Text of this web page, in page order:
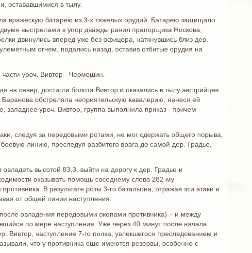
остававшимися в тылу.
вражескую батарею из 3-х тяжелых орудий. Батарею защищало
выстрелами в упор дважды ранил прапорщика Носкова,
двинулись вперед уже без офицера, наткнувшись близ дер.
огнем, подались назад, оставив отбитые орудия на
уроч. Вивтор - Чермошин.
север, достигли болота Вивтор и оказались в тылу австрийцев
обстреляла неприятельскую кавалерию, нанеся ей
западнее уроч. Вивтор, группа выполнила приказ - причем
следуя за передовыми ротами, не мог сдержать общего порыва,
линию, преследуя разбитого врага до самой дер. Градье,
высотой 83,3, выйти на дорогу к дер. Градье и
оказывать помощь соседнему слева 282-му
В результате роты 3-го батальона, отражая эти атаки и
от общей линии наступления.
овладения передовыми окопами противника) – и между
по мере наступления. Уже через 40 минут после начала
Вивтор, наступление 7-го полка, увлекшегося преследованием и
что у противника еще имеются резервы, особенно с